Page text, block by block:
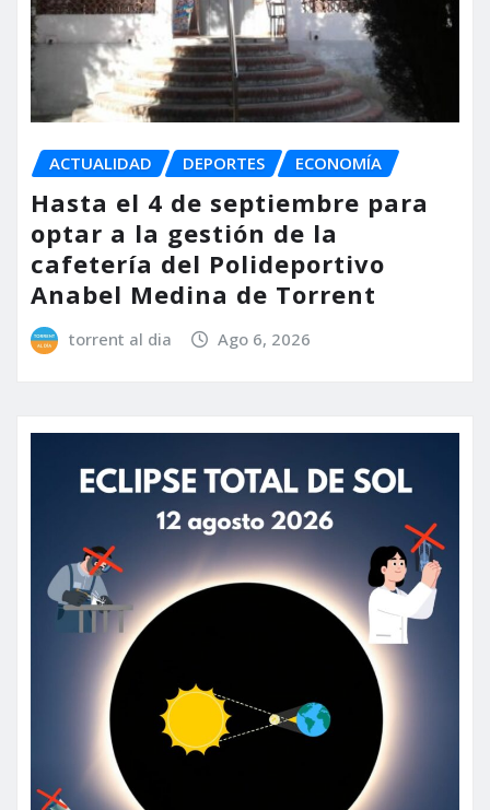
ACTUALIDAD DEPORTES ECONOMÍA
Hasta el 4 de septiembre para
optar a la gestión de la
cafetería del Polideportivo
Anabel Medina de Torrent
torrent al dia Ago 6, 2026